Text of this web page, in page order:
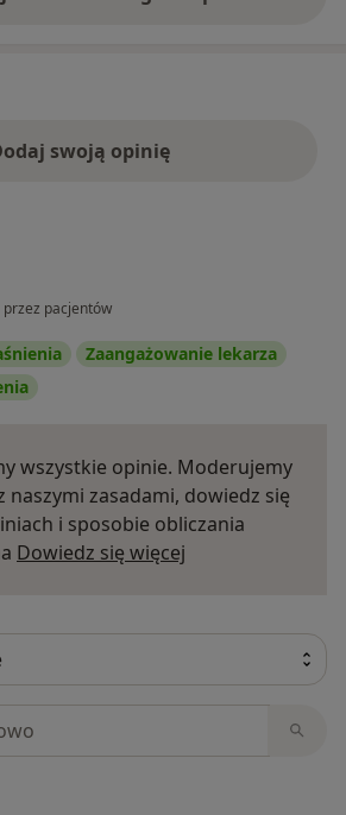
swoją opinię
pacjentów
Zaangażowanie lekarza
wszystkie opinie. Moderujemy
naszymi zasadami, dowiedz się
i sposobie obliczania
Dowiedz się więcej